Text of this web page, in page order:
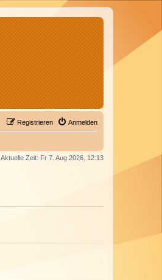
Anmelden
Registrieren
Aktuelle Zeit: Fr 7. Aug 2026, 12:13